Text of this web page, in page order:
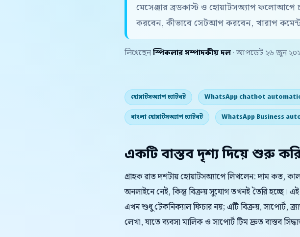
মেসেঞ্জার ব্রডকাস্ট ও হোয়াটসঅ্যাপ ফলোআপে
করবেন, কীভাবে সেটআপ করবেন, খারাপ
লিখেছেন স্পিকলার সম্পাদকীয় দল · আপডেট ২৬ জুন
হোয়াটসঅ্যাপ চ্যাটবট WhatsApp chatbot
বাংলা হোয়াটসঅ্যাপ চ্যাটবট WhatsApp Business
একটি বাস্তব দৃশ্য দিয়ে শুরু
গ্রাহক রাত দশটায় হোয়াটসঅ্যাপে লিখলেন: দাম কত,
অনলাইনে নেই, কিন্তু বিক্রয় সুযোগ তখনই তৈরি হচ্ছে।
এখন শুধু টেকনিক্যাল ফিচার নয়; এটি বিক্রয়, সাপোর্ট,
লেখা, যাতে ব্যবসা মালিক ও সাপোর্ট টিম দ্রুত বাস্তব